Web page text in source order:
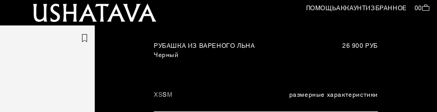
ПОМОЩЬАККАУНТИЗБРАННОЕ 00
РУБАШКА ИЗ ВАРЕНОГО ЛЬНА
Черный
26 900 РУБ
XSSM размерные характеристики